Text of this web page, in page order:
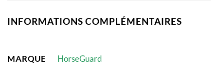
INFORMATIONS COMPLÉMENTAIRES
MARQUE HorseGuard